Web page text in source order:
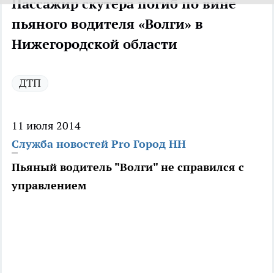
Пассажир скутера погиб по вине
пьяного водителя «Волги» в
Нижегородской области
ДТП
11 июля 2014
Служба новостей Pro Город НН
Пьяный водитель "Волги" не справился с
управлением